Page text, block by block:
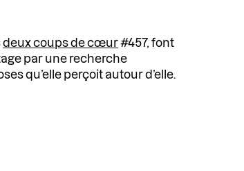
deux coups de cœur#457, font
par une recherche
qu’elle perçoit autour d’elle.